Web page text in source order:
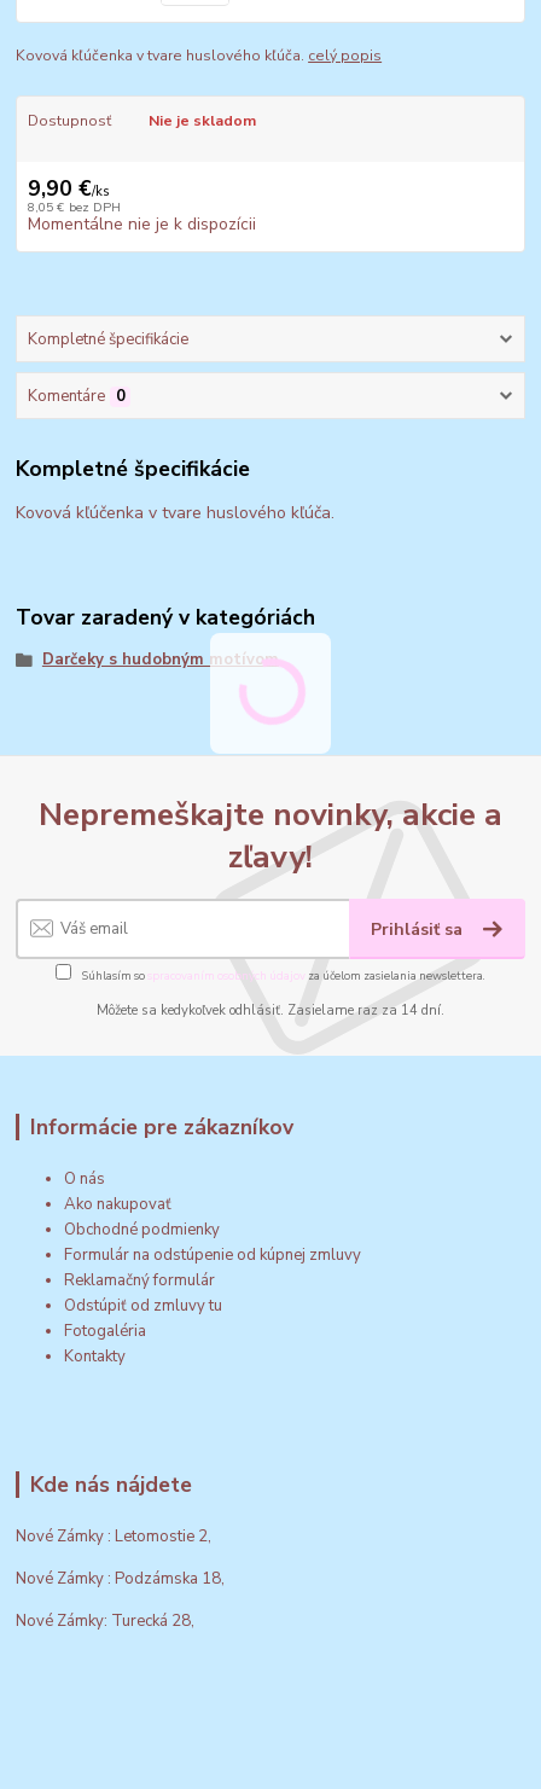
Kovová kľúčenka v tvare huslového kľúča. celý popis
Dostupnosť Nie je skladom
9,90 €/ks
8,05 € bez DPH
Momentálne nie je k dispozícii
Kompletné špecifikácie
Komentáre 0
Kompletné špecifikácie
Kovová kľúčenka v tvare huslového kľúča.
Tovar zaradený v kategóriách
Darčeky s hudobným motívom
Nepremeškajte novinky, akcie a
zľavy!
Prihlásiť sa
Súhlasím sospracovaním osobných údajov za účelom zasielania newslettera.
Môžete sa kedykoľvek odhlásiť. Zasielame raz za 14 dní.
Informácie pre zákazníkov
O nás
Ako nakupovať
Obchodné podmienky
Formulár na odstúpenie od kúpnej zmluvy
Reklamačný formulár
Odstúpiť od zmluvy tu
Fotogaléria
Kontakty
Kde nás nájdete
Nové Zámky : Letomostie 2,
Nové Zámky : Podzámska 18,
Nové Zámky: Turecká 28,